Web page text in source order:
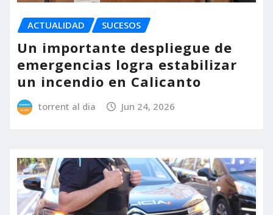
ACTUALIDAD SUCESOS
Un importante despliegue de
emergencias logra estabilizar
un incendio en Calicanto
torrent al dia Jun 24, 2026